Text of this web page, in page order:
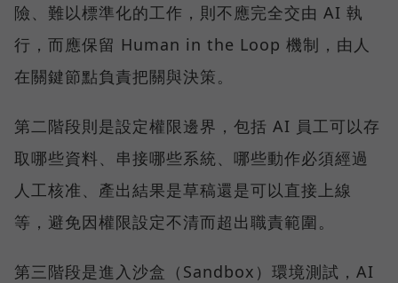
險、難以標準化的工作，則不應完全交由 AI 執
行，而應保留 Human in the Loop 機制，由人
在關鍵節點負責把關與決策。
第二階段則是設定權限邊界，包括 AI 員工可以存
取哪些資料、串接哪些系統、哪些動作必須經過
人工核准、產出結果是草稿還是可以直接上線
等，避免因權限設定不清而超出職責範圍。
第三階段是進入沙盒（Sandbox）環境測試，AI